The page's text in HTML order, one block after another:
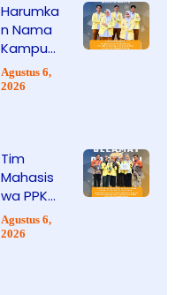
Harumka
n Nama
Kampus,
Mahasis
wa
Sabet
Prestasi
Nasional
lewat
Karya
Agustus 6,
2026
Tim
Mahasis
wa PPKn
FIS UNP
Sabet
Agustus 6,
2026